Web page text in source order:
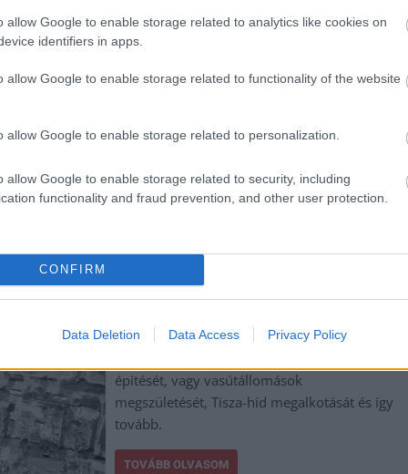
allow Google to enable storage related to analytics like cookies on
identifiers in apps.
allow Google to enable storage related to functionality of the website
allow Google to enable storage related to personalization.
allow Google to enable storage related to security, including
functionality and fraud prevention, and other user protection.
CONFIRM
Data Deletion Data Access Privacy Policy
TOVÁBB OLVASOM
Szolnok megye ,jogszabály,kitiltás,korlátozás,mobil, tiltakozás
a digitális tárban, köztük sok
rengeteg fekete-fehér és számos színes is.
építését, vagy vasútállomások
megszületését, Tisza-híd megalkotását és így
tovább.
TOVÁBB OLVASOM